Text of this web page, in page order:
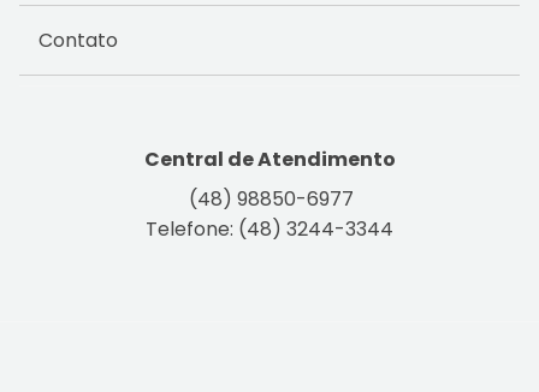
Contato
Central de Atendimento
(48) 98850-6977
Telefone: (48) 3244-3344